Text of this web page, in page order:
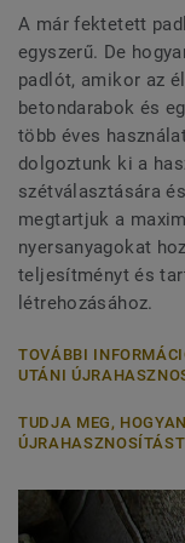
A már fektetett
egyszerű. De
padlót, amikor az
betondarabok és
több éves
dolgoztunk ki a
szétválasztására
megtartjuk a
nyersanyagokat
teljesítményt és
létrehozásához.
TOVÁBBI
UTÁNI
TUDJA MEG,